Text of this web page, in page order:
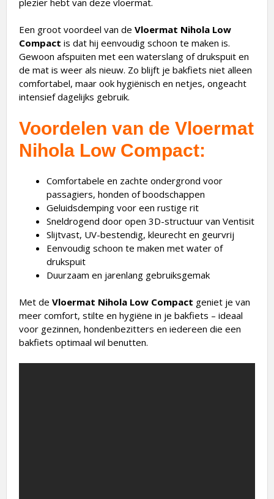
Een groot voordeel van de Vloermat Nihola Low
Compact is dat hij eenvoudig schoon te maken is.
Gewoon afspuiten met een waterslang of drukspuit en
de mat is weer als nieuw. Zo blijft je bakfiets niet alleen
comfortabel, maar ook hygiënisch en netjes, ongeacht
intensief dagelijks gebruik.
Voordelen van de Vloermat
Nihola Low Compact:
Comfortabele en zachte ondergrond voor
passagiers, honden of boodschappen
Geluidsdemping voor een rustige rit
Sneldrogend door open 3D-structuur van Ventisit
Slijtvast, UV-bestendig, kleurecht en geurvrij
Eenvoudig schoon te maken met water of
drukspuit
Duurzaam en jarenlang gebruiksgemak
Met de Vloermat Nihola Low Compact geniet je van
meer comfort, stilte en hygiëne in je bakfiets – ideaal
voor gezinnen, hondenbezitters en iedereen die een
bakfiets optimaal wil benutten.